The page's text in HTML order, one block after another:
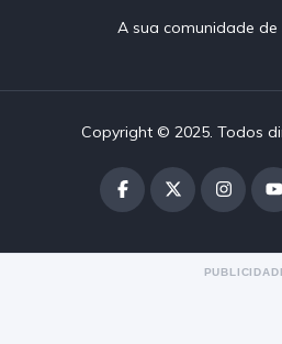
A sua comunidade de
Copyright © 2025. Todos